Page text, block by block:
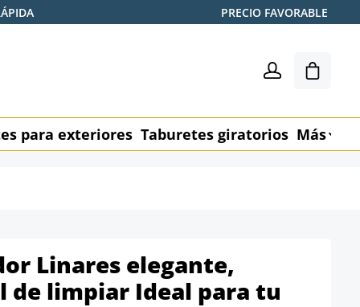
PRECIO FAVORABLE
El
para exteriores Taburetes giratorios Más
Linares elegante,
de limpiar Ideal para tu